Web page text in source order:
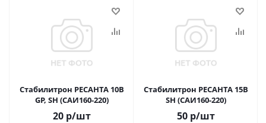
Стабилитрон РЕСАНТА 10B
GP, SH (САИ160-220)
20р/шт
Стабилитрон РЕСАНТА 15B
SH (САИ160-220)
50р/шт